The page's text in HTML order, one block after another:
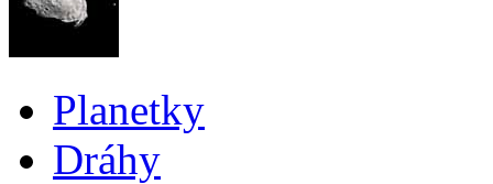
Planetky
Dráhy